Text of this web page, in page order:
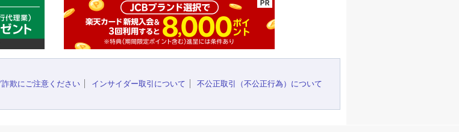
欺にご注意ください インサイダー取引について
不公正取引（不公正行為）について